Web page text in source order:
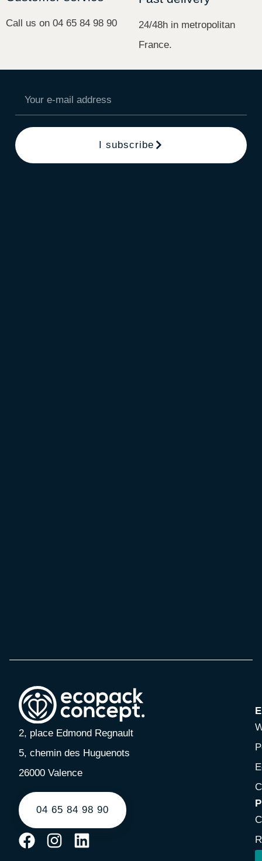
Call us on 04 65 84 98 90
24/48h in metropolitan
France.
I subscribe
2, place Edmond Regnault
5, chemin des Huguenots
26000 Valence
04 65 84 98 90